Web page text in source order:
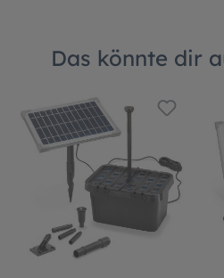
Das könnte dir